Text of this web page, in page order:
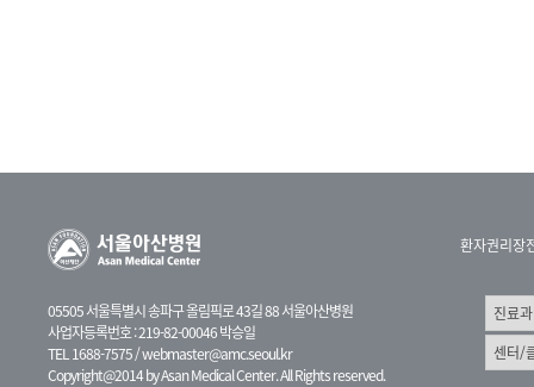
05505 서울특별시 송파구 올림픽로 43길 88 서울아산병원
사업자등록번호 : 219-82-00046 박승일
TEL 1688-7575 /webmaster@amc.seoul.kr
Copyright@2014 by Asan Medical Center. All Rights reserved.
환자권리장